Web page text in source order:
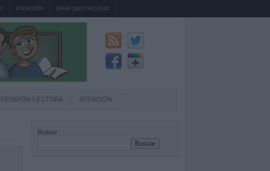
ATENCIÓN GRAFOMOTRICIDAD
LECTORA ATENCIÓN
Buscar
Buscar